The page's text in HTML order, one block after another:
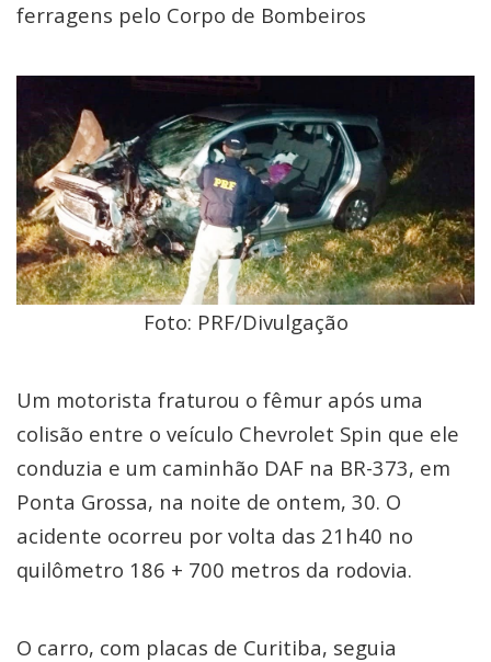
ferragens pelo Corpo de Bombeiros
Foto: PRF/Divulgação
Um motorista fraturou o fêmur após uma
colisão entre o veículo Chevrolet Spin que ele
conduzia e um caminhão DAF na BR-373, em
Ponta Grossa, na noite de ontem, 30. O
acidente ocorreu por volta das 21h40 no
quilômetro 186 + 700 metros da rodovia.
O carro, com placas de Curitiba, seguia